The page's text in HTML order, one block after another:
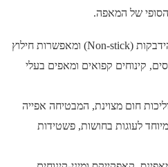
של המאפה.
גמישות, מונעות הידבקות (Non-stick) ומאפשרות חילוץ
קינוחים קפואים ומאפים בעלי
חום מצוינת, המבטיחה אפייה
לעוגות בחושות, פשטידות